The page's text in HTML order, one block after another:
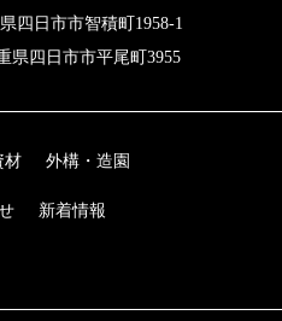
四日市市智積町1958-1
県四日市市平尾町3955
材 外構・造園
新着情報